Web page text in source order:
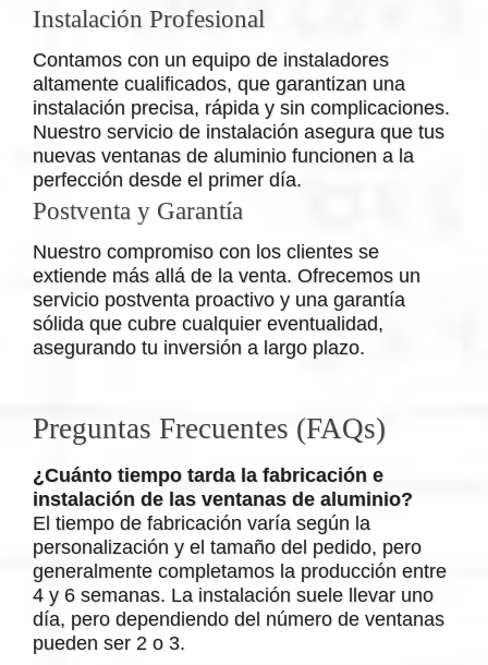
Instalación Profesional
Contamos con un equipo de instaladores
altamente cualificados, que garantizan una
instalación precisa, rápida y sin complicaciones.
Nuestro servicio de instalación asegura que tus
nuevas ventanas de aluminio funcionen a la
perfección desde el primer día.
Postventa y Garantía
Nuestro compromiso con los clientes se
extiende más allá de la venta. Ofrecemos un
servicio postventa proactivo y una garantía
sólida que cubre cualquier eventualidad,
asegurando tu inversión a largo plazo.
Preguntas Frecuentes (FAQs)
¿Cuánto tiempo tarda la fabricación e
instalación de las ventanas de aluminio?
El tiempo de fabricación varía según la
personalización y el tamaño del pedido, pero
generalmente completamos la producción entre
4 y 6 semanas. La instalación suele llevar uno
día, pero dependiendo del número de ventanas
pueden ser 2 o 3.